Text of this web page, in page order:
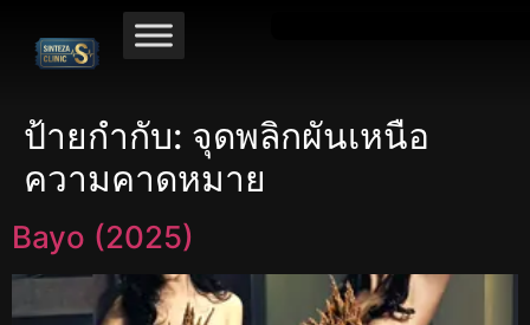
ป้ายกำกับ: จุดพลิกผันเหนือ
ความคาดหมาย
Bayo (2025)